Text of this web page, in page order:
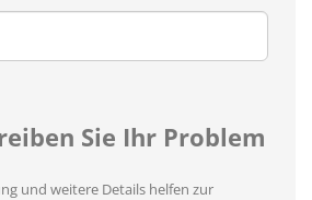
Sie Ihr Problem
und weitere Details helfen zur